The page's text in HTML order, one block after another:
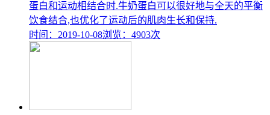
蛋白和运动相结合时.牛奶蛋白可以很好地与全天的平衡
饮食结合,也优化了运动后的肌肉生长和保持.
时间：2019-10-08浏览：4903次